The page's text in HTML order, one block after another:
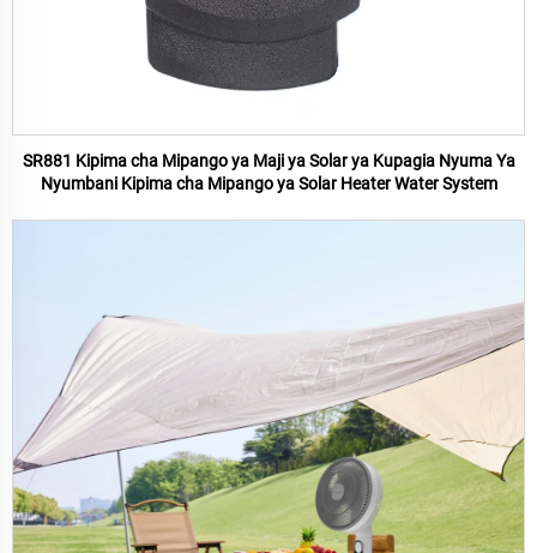
SR881 Kipima cha Mipango ya Maji ya Solar ya Kupagia Nyuma Ya
Nyumbani Kipima cha Mipango ya Solar Heater Water System